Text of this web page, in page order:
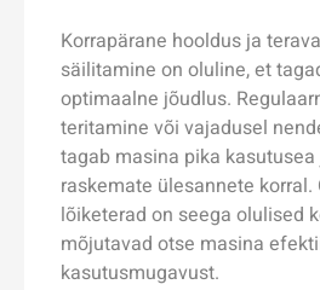
Korrapärane hooldus ja
säilitamine on oluline, et
optimaalne jõudlus.
teritamine või vajadusel
tagab masina pika
raskemate ülesannete korral.
lõiketerad on seega olulised
mõjutavad otse masina
kasutusmugavust.